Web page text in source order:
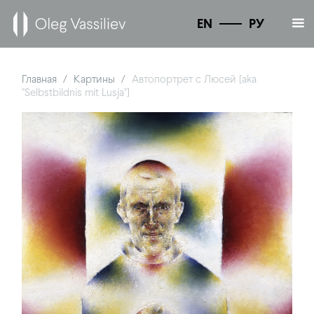
EN РУ
Главная / Картины / Автопортрет с Люсей [aka
"Selbstbildnis mit Lusja"]